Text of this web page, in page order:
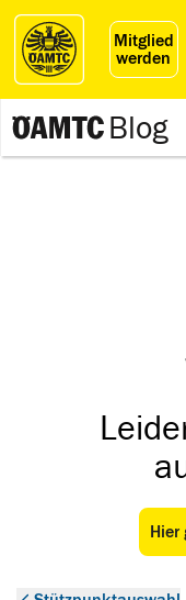
Mitglied
werden
Blog
Hier